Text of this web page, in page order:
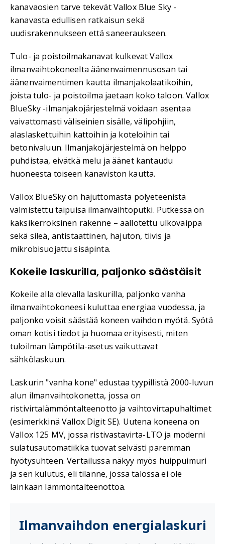
kanavaosien tarve tekevät Vallox Blue Sky -
kanavasta edullisen ratkaisun sekä
uudisrakennukseen että saneeraukseen.
Tulo- ja poistoilmakanavat kulkevat Vallox
ilmanvaihtokoneelta äänenvaimennusosan tai
äänenvaimentimen kautta ilmanjakolaatikoihin,
joista tulo- ja poistoilma jaetaan koko taloon. Vallox
BlueSky -ilmanjakojärjestelmä voidaan asentaa
vaivattomasti väliseinien sisälle, välipohjiin,
alaslaskettuihin kattoihin ja koteloihin tai
betonivaluun. Ilmanjakojärjestelmä on helppo
puhdistaa, eivätkä melu ja äänet kantaudu
huoneesta toiseen kanaviston kautta.
Vallox BlueSky on hajuttomasta polyeteenistä
valmistettu taipuisa ilmanvaihtoputki. Putkessa on
kaksikerroksinen rakenne – aallotettu ulkovaippa
sekä sileä, antistaattinen, hajuton, tiivis ja
mikrobisuojattu sisäpinta.
Kokeile laskurilla, paljonko säästäisit
Kokeile alla olevalla laskurilla, paljonko vanha
ilmanvaihtokoneesi kuluttaa energiaa vuodessa, ja
paljonko voisit säästää koneen vaihdon myötä. Syötä
oman kotisi tiedot ja huomaa erityisesti, miten
tuloilman lämpötila-asetus vaikuttavat
sähkölaskuun.
Laskurin "vanha kone" edustaa tyypillistä 2000-luvun
alun ilmanvaihtokonetta, jossa on
ristivirtalämmöntalteenotto ja vaihtovirtapuhaltimet
(esimerkkinä Vallox Digit SE). Uutena koneena on
Vallox 125 MV, jossa ristivastavirta-LTO ja moderni
sulatusautomatiikka tuovat selvästi paremman
hyötysuhteen. Vertailussa näkyy myös huippuimuri
ja sen kulutus, eli tilanne, jossa talossa ei ole
lainkaan lämmöntalteenottoa.